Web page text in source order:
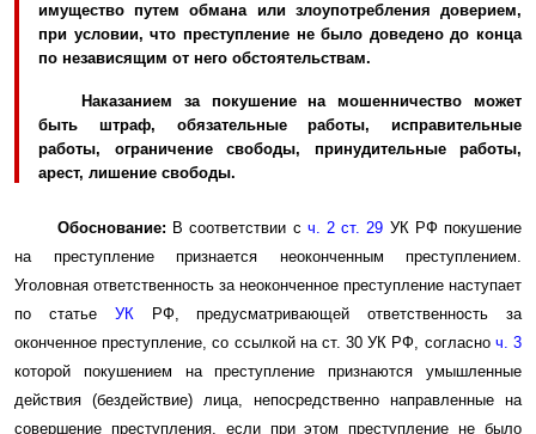
имущество путем обмана или злоупотребления доверием,
при условии, что преступление не было доведено до конца
по независящим от него обстоятельствам.
Наказанием за покушение на мошенничество может
быть штраф, обязательные работы, исправительные
работы, ограничение свободы, принудительные работы,
арест, лишение свободы.
Обоснование: В соответствии с ч. 2 ст. 29 УК РФ покушение
на преступление признается неоконченным преступлением.
Уголовная ответственность за неоконченное преступление наступает
по статье УКРФ, предусматривающей ответственность за
оконченное преступление, со ссылкой на ст. 30 УК РФ, согласно ч. 3
которой покушением на преступление признаются умышленные
действия (бездействие) лица, непосредственно направленные на
совершение преступления, если при этом преступление не было